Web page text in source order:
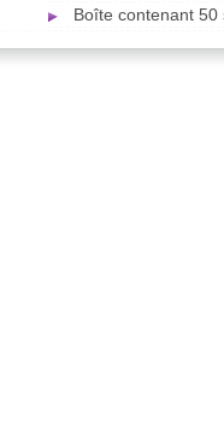
Boîte contenant